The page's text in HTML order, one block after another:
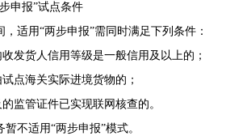
报”试点条件
用“两步申报”需同时满足下列条件：
货人信用等级是一般信用及以上的；
海关实际进境货物的；
管证件已实现联网核查的。
适用“两步申报”模式。